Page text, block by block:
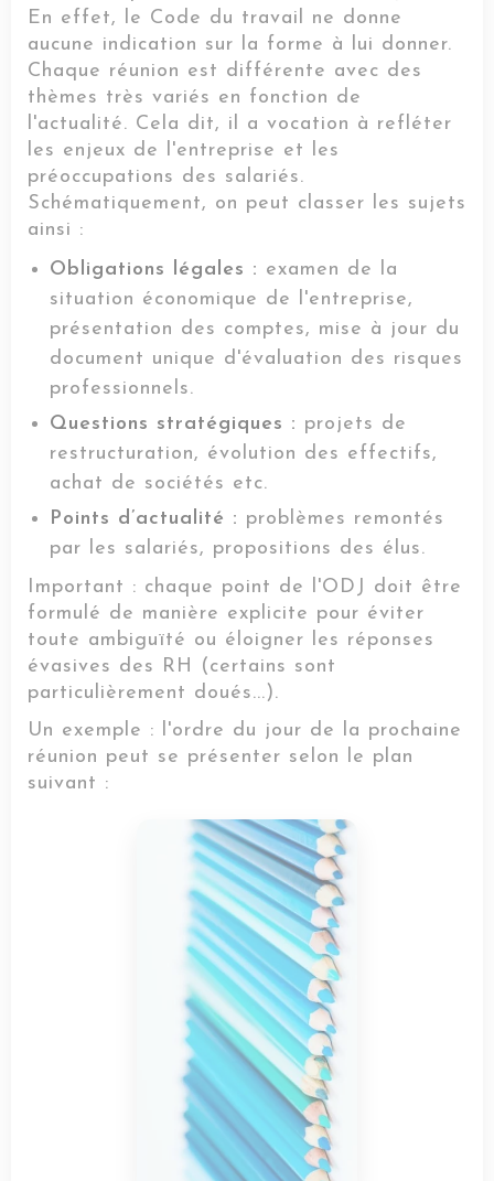
En effet, le Code du travail ne donne
aucune indication sur la forme à lui donner.
Chaque réunion est différente avec des
thèmes très variés en fonction de
l'actualité. Cela dit, il a vocation à refléter
les enjeux de l'entreprise et les
préoccupations des salariés.
Schématiquement, on peut classer les sujets
ainsi :
Obligations légales : examen de la
situation économique de l'entreprise,
présentation des comptes, mise à jour du
document unique d'évaluation des risques
professionnels.
Questions stratégiques : projets de
restructuration, évolution des effectifs,
achat de sociétés etc.
Points d’actualité : problèmes remontés
par les salariés, propositions des élus.
Important : chaque point de l'ODJ doit être
formulé de manière explicite pour éviter
toute ambiguïté ou éloigner les réponses
évasives des RH (certains sont
particulièrement doués...).
Un exemple : l'ordre du jour de la prochaine
réunion peut se présenter selon le plan
suivant :